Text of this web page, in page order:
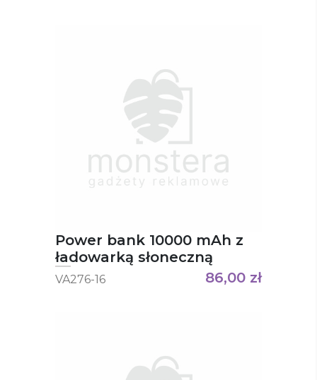
Power bank 10000 mAh z
ładowarką słoneczną
VA276-16 86,00 zł